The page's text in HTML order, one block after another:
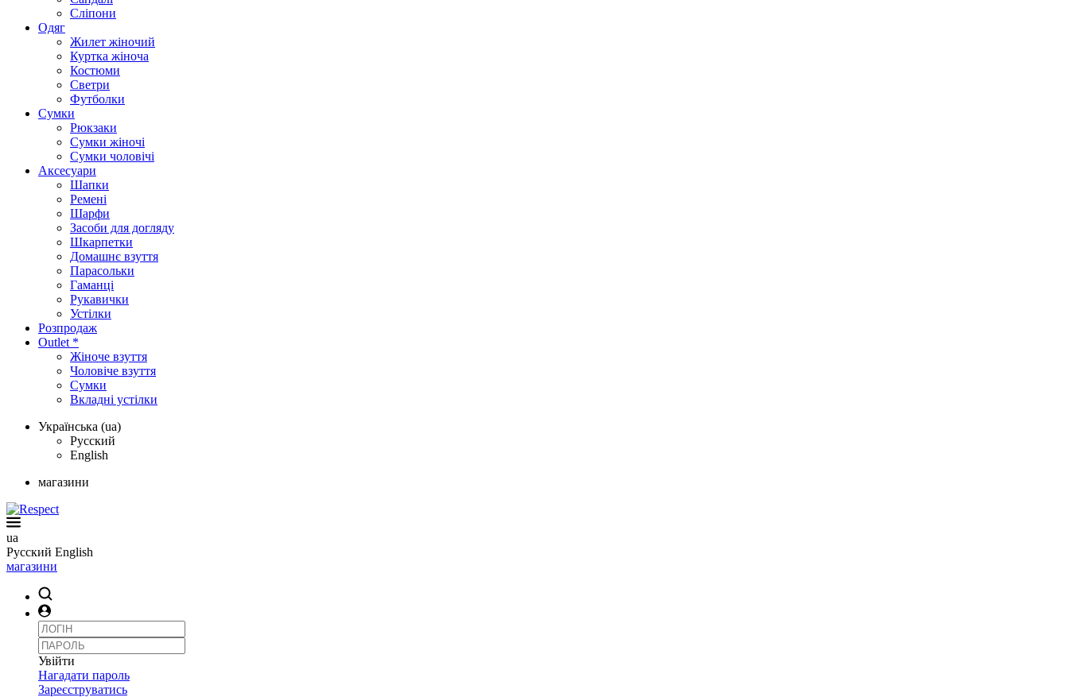
Сліпони
Одяг
Жилет жіночий
Куртка жіноча
Костюми
Светри
Футболки
Сумки
Рюкзаки
Сумки жіночі
Сумки чоловічі
Аксеcуари
Шапки
Ремені
Шарфи
Засоби для догляду
Шкарпетки
Домашнє взуття
Парасольки
Гаманці
Рукавички
Устілки
Розпродаж
Outlet *
Жіноче взуття
Чоловіче взуття
Сумки
Вкладні устілки
Українська (ua)
Русский
English
магазини
ua
Русский English
магазини
Увійти
Нагадати пароль
Зареєструватись